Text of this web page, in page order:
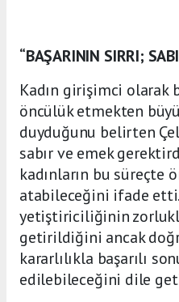
“BAŞARININ SIRRI;
Kadın girişimci olarak
öncülük etmekten
duyduğunu belirten
sabır ve emek
kadınların bu süreçte
atabileceğini ifade
yetiştiriciliğinin
getirildiğini ancak
kararlılıkla başarılı
edilebileceğini dile